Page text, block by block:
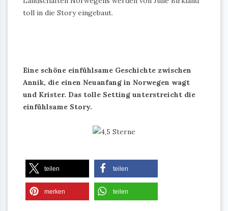
toll in die Story eingebaut.
Eine schöne einfühlsame Geschichte zwischen
Annik, die einen Neuanfang in Norwegen wagt
und Krister. Das tolle Setting unterstreicht die
einfühlsame Story.
teilen teilen
merken teilen